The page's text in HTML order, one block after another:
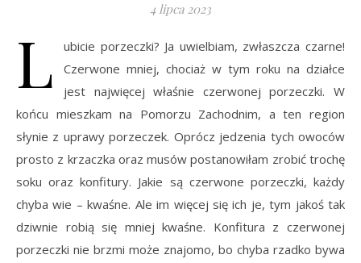
4 lipca 2023
L
ubicie porzeczki? Ja uwielbiam, zwłaszcza czarne!
Czerwone mniej, chociaż w tym roku na działce
jest najwięcej właśnie czerwonej porzeczki. W
końcu mieszkam na Pomorzu Zachodnim, a ten region
słynie z uprawy porzeczek. Oprócz jedzenia tych owoców
prosto z krzaczka oraz musów postanowiłam zrobić trochę
soku oraz konfitury. Jakie są czerwone porzeczki, każdy
chyba wie – kwaśne. Ale im więcej się ich je, tym jakoś tak
dziwnie robią się mniej kwaśne. Konfitura z czerwonej
porzeczki nie brzmi może znajomo, bo chyba rzadko bywa